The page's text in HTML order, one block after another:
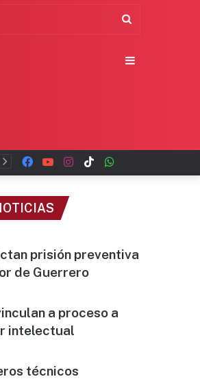
TikTok
Instagram
YouTube
Facebook
Buscar
Sidebar
prisión preventiva
de Guerrero
a proceso a
intelectual
técnicos